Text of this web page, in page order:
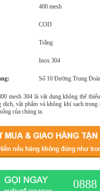
400 mesh
COD
Trắng
Inox 304
Số 10 Đường Trung
mesh 304 là vật dụng không thể
dịch, vật phẩm và không khí sạch
của chúng ta.